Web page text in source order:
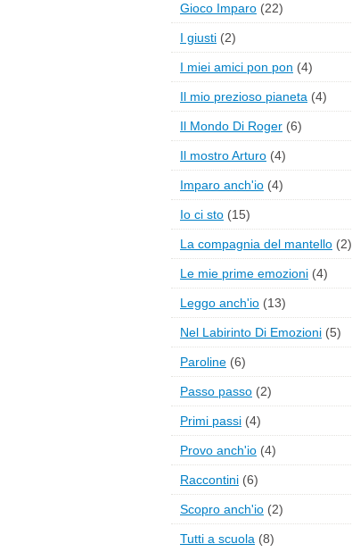
Gioco Imparo (22)
I giusti (2)
I miei amici pon pon (4)
Il mio prezioso pianeta (4)
Il Mondo Di Roger (6)
Il mostro Arturo (4)
Imparo anch'io (4)
Io ci sto (15)
La compagnia del mantello (2)
Le mie prime emozioni (4)
Leggo anch'io (13)
Nel Labirinto Di Emozioni (5)
Paroline (6)
Passo passo (2)
Primi passi (4)
Provo anch'io (4)
Raccontini (6)
Scopro anch'io (2)
Tutti a scuola (8)